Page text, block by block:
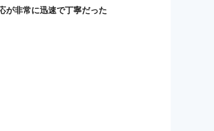
が非常に迅速で丁寧だった